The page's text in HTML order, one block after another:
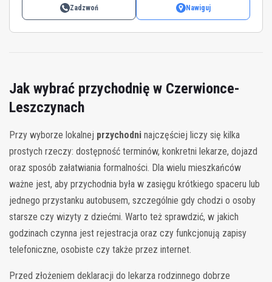
Zadzwoń Nawiguj
Jak wybrać przychodnię w Czerwionce-
Leszczynach
Przy wyborze lokalnej przychodni najczęściej liczy się kilka
prostych rzeczy: dostępność terminów, konkretni lekarze, dojazd
oraz sposób załatwiania formalności. Dla wielu mieszkańców
ważne jest, aby przychodnia była w zasięgu krótkiego spaceru lub
jednego przystanku autobusem, szczególnie gdy chodzi o osoby
starsze czy wizyty z dziećmi. Warto też sprawdzić, w jakich
godzinach czynna jest rejestracja oraz czy funkcjonują zapisy
telefoniczne, osobiste czy także przez internet.
Przed złożeniem deklaracji do lekarza rodzinnego dobrze